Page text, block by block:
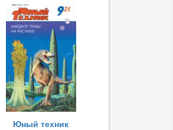
Юный техник